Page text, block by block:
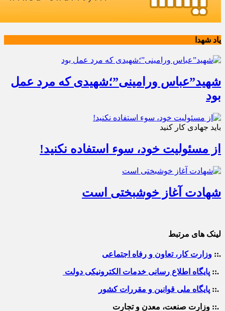
یاد شهدا
شهید”عباس ورامینی”؛شهیدی که مرد عمل
بود
باید جهادی کار کنید
از مسئولیت خود، سوء استفاده نکنید!
شهادت آغاز خوشبختی است
لینک های مرتبط
.:: وزارت کار، تعاون و رفاه اجتماعی
.:: پایگاه اطلاع رسانی خدمات الکترونیکی دولت
.:: پایگاه ملی قوانین و مقررات کشور
.:: وزارت صنعت، معدن و تجارت